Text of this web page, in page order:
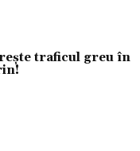
traficul greu în